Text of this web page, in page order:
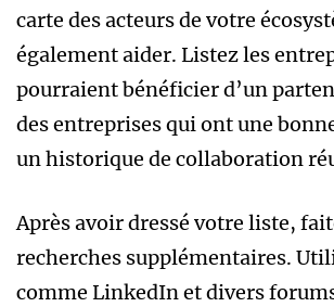
carte des acteurs de votre
également aider. Listez les
pourraient bénéficier d’un
des entreprises qui ont une
un historique de collaboration
Après avoir dressé votre liste,
recherches supplémentaires.
comme LinkedIn et divers